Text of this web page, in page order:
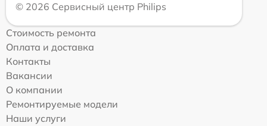
© 2026 Сервисный центр Philips
Стоимость ремонта
Оплата и доставка
Контакты
Вакансии
О компании
Ремонтируемые модели
Наши услуги